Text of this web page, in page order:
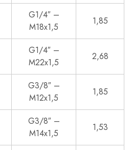
G1/4″ –
M18x1,5
1,85
G1/4″ –
M22x1,5
2,68
G3/8″ –
M12x1,5
1,85
G3/8″ –
M14x1,5
1,53